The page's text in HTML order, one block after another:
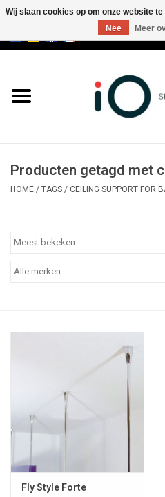
Merken
Producten getagd met
HOME / TAGS / CEILING SUPPORT FOR
Fly Style Forte
Wij slaan cookies op om onze website
Nee
Meer